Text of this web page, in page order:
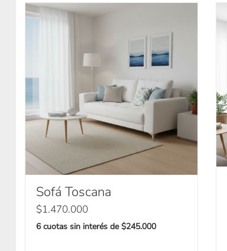
Sofá Toscana
$1.470.000
6 cuotas sin interés de $245.000